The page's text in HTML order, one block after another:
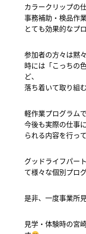
カラークリップの
事務補助・検品作
とても効果的なプ
参加者の方々は黙
時には「こっちの
ど、
落ち着いて取り組
軽作業プログラムで
今後も実際の仕事
られる内容を行っ
グッドライフパー
て様々な個別プロ
是非、一度事業所
見学・体験時の宮